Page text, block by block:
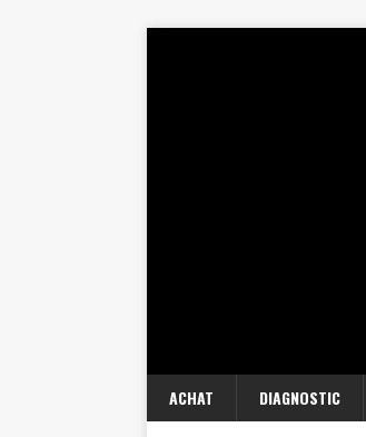
ACHAT DIAGNOSTIC